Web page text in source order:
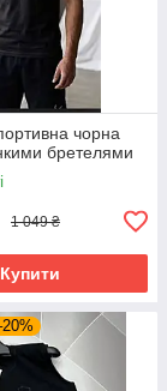
чорна
бретелями
1 049 ₴
Купити